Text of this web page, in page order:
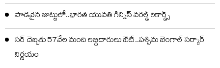
పొడవైన జుట్టులో..భారత యువతి గిన్నిస్ వరల్డ్ రికార్డ్స్
సర్ దెబ్బకు 57వేల మంది లబ్ధిదారులు ఔట్..పశ్చిమ బెంగాల్ సర్కార్
నిర్ణయం